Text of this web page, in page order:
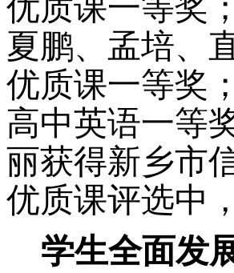
优质课一等奖
夏鹏、孟培、
优质课一等奖
高中英语一等
丽获得新乡市
优质课评选中
学生全面发